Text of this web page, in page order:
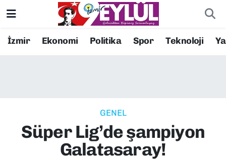
İzmir Ekonomi Politika Spor Teknoloji
GENEL
Süper Lig’de şampiyon
Galatasaray!
Resmi İlanlar
EKONOMİ
Konak Nöbetçi Eczaneler
Süper Lig Puan Durumu ve Fikstür
Tüm Manşetler